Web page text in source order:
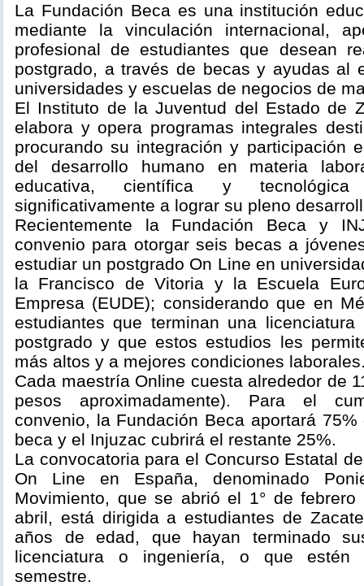
La Fundación Beca es una institución
mediante la vinculación internacional,
profesional de estudiantes que desean
postgrado, a través de becas y ayudas al
universidades y escuelas de negocios de
El Instituto de la Juventud del Estado de
elabora y opera programas integrales
procurando su integración y participación
del desarrollo humano en materia
educativa, científica y
significativamente a lograr su pleno
Recientemente la Fundación Beca y
convenio para otorgar seis becas a
estudiar un postgrado On Line en
la Francisco de Vitoria y la Escuela
Empresa (EUDE); considerando que en
estudiantes que terminan una
postgrado y que estos estudios les
más altos y a mejores condiciones
Cada maestría Online cuesta alrededor de
pesos aproximadamente). Para el
convenio, la Fundación Beca aportará
beca y el Injuzac cubrirá el restante 25%.
La convocatoria para el Concurso Estatal
On Line en España, denominado
Movimiento, que se abrió el 1° de
abril, está dirigida a estudiantes de
años de edad, que hayan terminado
licenciatura o ingeniería, o que estén
semestre.